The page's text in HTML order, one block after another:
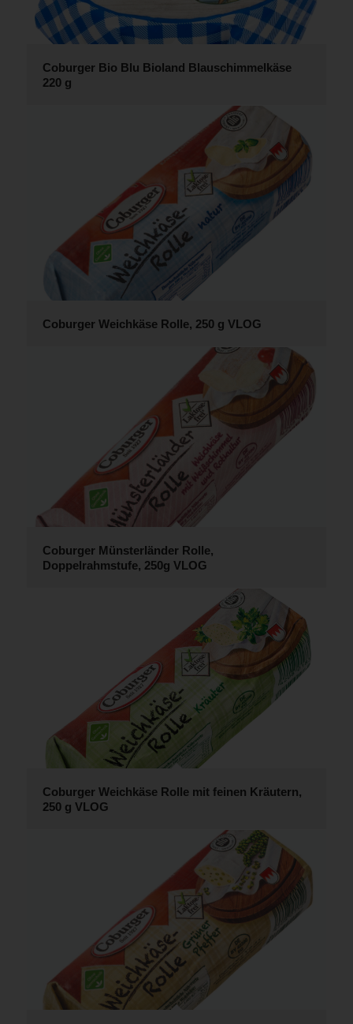
Coburger Bio Blu Bioland Blauschimmelkäse
220 g
Coburger Weichkäse Rolle, 250 g VLOG
Coburger Münsterländer Rolle,
Doppelrahmstufe, 250g VLOG
Coburger Weichkäse Rolle mit feinen Kräutern,
250 g VLOG